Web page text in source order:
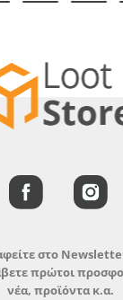
στο
πρώτοι
νέα, προϊόντα κ.α.